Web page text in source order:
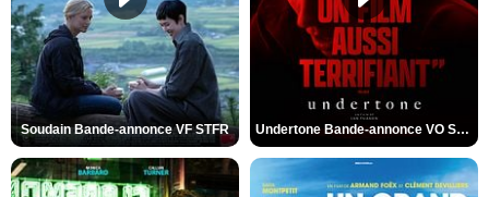
Soudain Bande-annonce VF STFR Undertone Bande-annonce VO STFR